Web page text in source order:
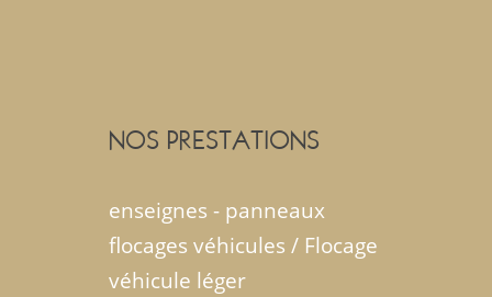
NOS PRESTATIONS
enseignes - panneaux
flocages véhicules / Flocage
véhicule léger